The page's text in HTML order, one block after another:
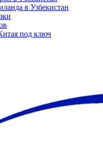
в Узбекистан
под ключ